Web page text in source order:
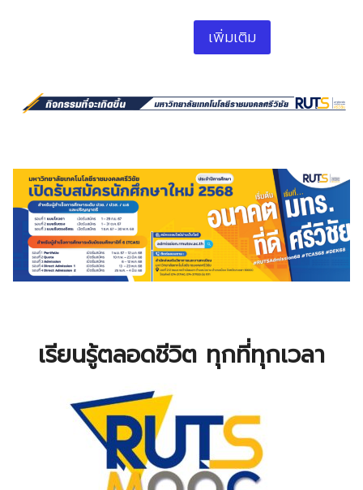
เพิ่มเติม
เรียนรู้ตลอดชีวิต ทุกที่ทุกเวลา